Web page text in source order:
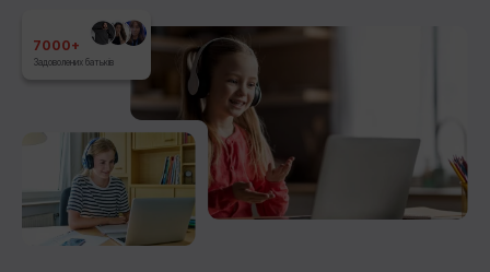
7000+
Задоволених батьків